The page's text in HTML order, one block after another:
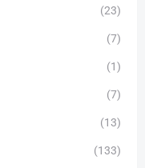
(23)
(7)
(1)
(7)
(13)
(133)